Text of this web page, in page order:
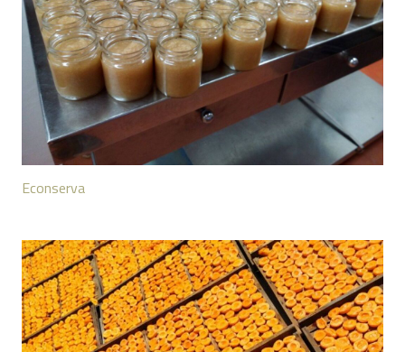
Econserva